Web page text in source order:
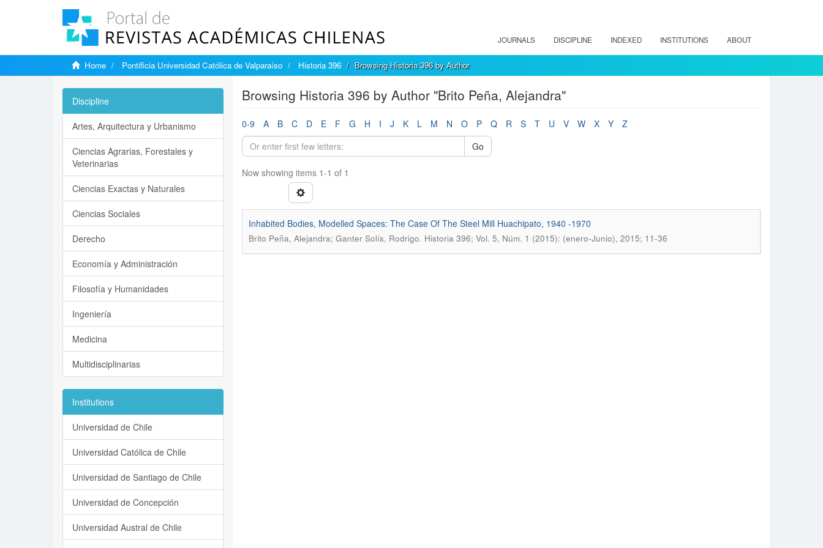
JOURNALS DISCIPLINE INDEXED INSTITUTIONS ABOUT
Home Pontificia Universidad Católica de Valparaíso Historia 396 Browsing Historia 396 by Author
Browsing Historia 396 by Author "Brito Peña, Alejandra"
0-9 A B C D E F G H I J K L M N O P Q R S T U V W X Y
Z
Go
Now showing items 1-1 of 1
Inhabited Bodies, Modelled Spaces: The Case Of The Steel Mill Huachipato, 1940 -1970
Brito Peña, Alejandra; Ganter Solís, Rodrigo. Historia 396; Vol. 5, Núm. 1 (2015): (enero-Junio), 2015; 11-36
Discipline
Artes, Arquitectura y Urbanismo
Ciencias Agrarias, Forestales y
Veterinarias
Ciencias Exactas y Naturales
Ciencias Sociales
Derecho
Economía y Administración
Filosofía y Humanidades
Ingeniería
Medicina
Multidisciplinarias
Institutions
Universidad de Chile
Universidad Católica de Chile
Universidad de Santiago de Chile
Universidad de Concepción
Universidad Austral de Chile